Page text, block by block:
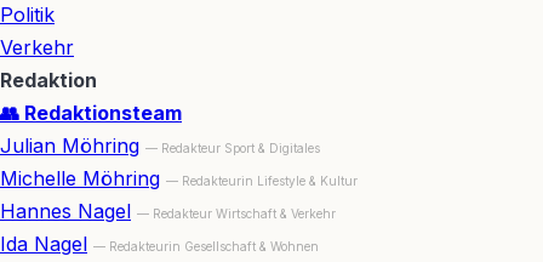
Politik
Verkehr
Redaktion
👥 Redaktionsteam
Julian Möhring — Redakteur Sport & Digitales
Michelle Möhring — Redakteurin Lifestyle & Kultur
Hannes Nagel — Redakteur Wirtschaft & Verkehr
Ida Nagel — Redakteurin Gesellschaft & Wohnen